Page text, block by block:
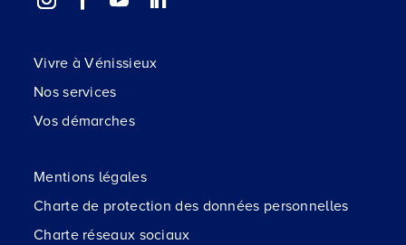
Vivre à Vénissieux
Nos services
Vos démarches
Mentions légales
Charte de protection des données personnelles
Charte réseaux sociaux